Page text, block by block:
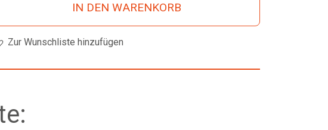
IN DEN WARENKORB
Zur Wunschliste hinzufügen